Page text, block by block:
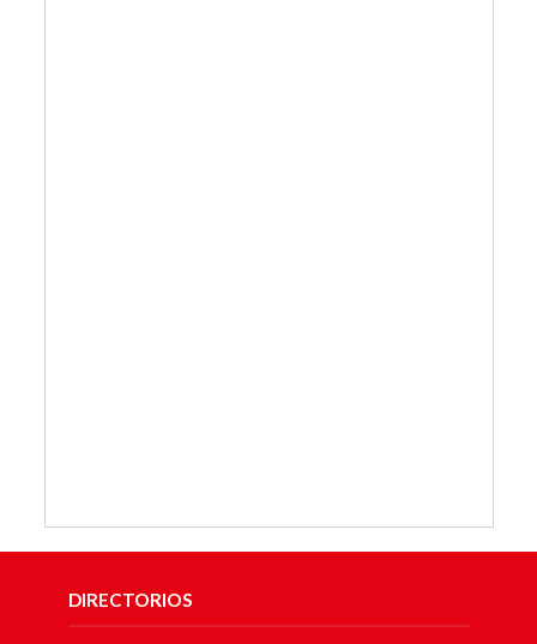
DIRECTORIOS